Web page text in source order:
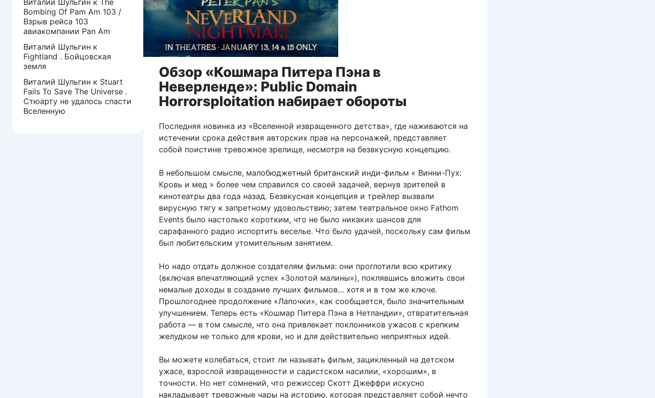
Обзор «Кошмара Питера Пэна в
Неверленде»: Public Domain
Horrorsploitation набирает обороты
Последняя новинка из «Вселенной извращенного детства», где наживаются на
истечении срока действия авторских прав на персонажей, представляет
собой поистине тревожное зрелище, несмотря на безвкусную концепцию.
В небольшом смысле, малобюджетный британский инди-фильм « Винни-Пух:
Кровь и мед » более чем справился со своей задачей, вернув зрителей в
кинотеатры два года назад. Безвкусная концепция и трейлер вызвали
вирусную тягу к запретному удовольствию; затем театральное окно Fathom
Events было настолько коротким, что не было никаких шансов для
сарафанного радио испортить веселье. Что было удачей, поскольку сам фильм
был любительским утомительным занятием.
Но надо отдать должное создателям фильма: они проглотили всю критику
(включая впечатляющий успех «Золотой малины»), поклявшись вложить свои
немалые доходы в создание лучших фильмов… хотя и в том же ключе.
Прошлогоднее продолжение «Лапочки», как сообщается, было значительным
улучшением. Теперь есть «Кошмар Питера Пэна в Нетландии», отвратительная
работа — в том смысле, что она привлекает поклонников ужасов с крепким
желудком не только для крови, но и для действительно неприятных идей.
Вы можете колебаться, стоит ли называть фильм, зацикленный на детском
ужасе, взрослой извращенности и садистском насилии, «хорошим», в
точности. Но нет сомнений, что режиссер Скотт Джеффри искусно
накладывает тревожные чары на историю, которая представляет собой нечто
Bombing Of Pam Am 103 /
Взрыв рейса 103
авиакомпании Pan Am
Виталий Шульгин к
Fightland . Бойцовская
земля
Виталий Шульгин к Stuart
Fails To Save The Universe .
Стюарту не удалось спасти
Вселенную